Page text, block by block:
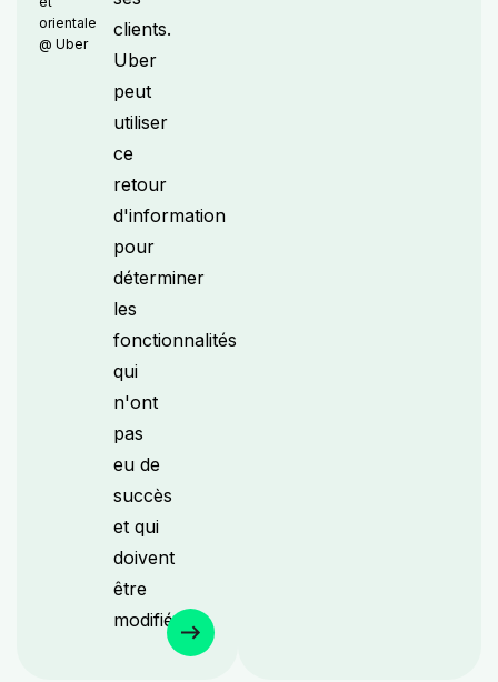
orientale
@ Uber
clients.
Uber
peut
utiliser
ce
retour
d'information
pour
déterminer
les
fonctionnalités
qui
n'ont
pas
eu de
succès
et qui
doivent
être
modifiées.